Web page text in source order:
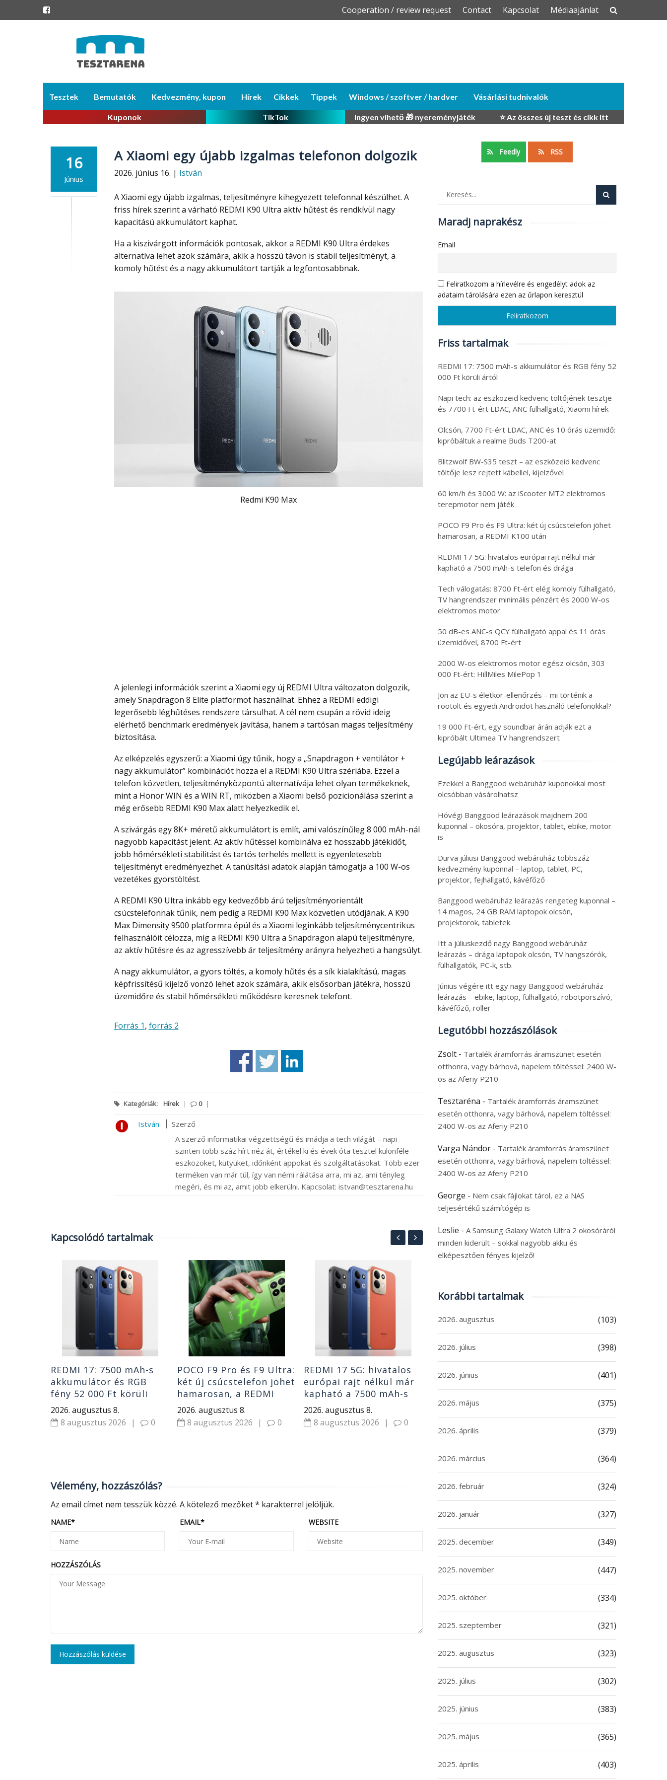
Skip
Cooperation / review request Contact Kapcsolat Médiaajánlat
content
Tesztek Bemutatók Kedvezmény, kupon Hírek Cikkek Tippek Windows / szoftver / hardver Vásárlási tudnivalók
Kuponok TikTok Ingyen vihető 🎁 nyereményjáték ⭐ Az összes új teszt és cikk itt
16
Június
A Xiaomi egy újabb izgalmas telefonon dolgozik
2026. június 16. | István
A Xiaomi egy újabb izgalmas, teljesítményre kihegyezett telefonnal készülhet. A
friss hírek szerint a várható REDMI K90 Ultra aktív hűtést és rendkívül nagy
kapacitású akkumulátort kaphat.
Ha a kiszivárgott információk pontosak, akkor a REDMI K90 Ultra érdekes
alternatíva lehet azok számára, akik a hosszú távon is stabil teljesítményt, a
komoly hűtést és a nagy akkumulátort tartják a legfontosabbnak.
Redmi K90 Max
A jelenlegi információk szerint a Xiaomi egy új REDMI Ultra változaton dolgozik,
amely Snapdragon 8 Elite platformot használhat. Ehhez a REDMI eddigi
legerősebb léghűtéses rendszere társulhat. A cél nem csupán a rövid ideig
elérhető benchmark eredmények javítása, hanem a tartósan magas teljesítmény
biztosítása.
Az elképzelés egyszerű: a Xiaomi úgy tűnik, hogy a „Snapdragon + ventilátor +
nagy akkumulátor” kombinációt hozza el a REDMI K90 Ultra szériába. Ezzel a
telefon közvetlen, teljesítményközpontú alternatívája lehet olyan termékeknek,
mint a Honor WIN és a WIN RT, miközben a Xiaomi belső pozicionálása szerint a
még erősebb REDMI K90 Max alatt helyezkedik el.
A szivárgás egy 8K+ méretű akkumulátort is említ, ami valószínűleg 8 000 mAh-nál
nagyobb kapacitást jelent. Az aktív hűtéssel kombinálva ez hosszabb játékidőt,
jobb hőmérsékleti stabilitást és tartós terhelés mellett is egyenletesebb
teljesítményt eredményezhet. A tanúsítási adatok alapján támogatja a 100 W-os
vezetékes gyorstöltést.
A REDMI K90 Ultra inkább egy kedvezőbb árú teljesítményorientált
csúcstelefonnak tűnik, nem pedig a REDMI K90 Max közvetlen utódjának. A K90
Max Dimensity 9500 platformra épül és a Xiaomi leginkább teljesítménycentrikus
felhasználóit célozza, míg a REDMI K90 Ultra a Snapdragon alapú teljesítményre,
az aktív hűtésre és az agresszívebb ár teljesítmény arányra helyezheti a hangsúlyt.
A nagy akkumulátor, a gyors töltés, a komoly hűtés és a sík kialakítású, magas
képfrissítésű kijelző vonzó lehet azok számára, akik elsősorban játékra, hosszú
üzemidőre és stabil hőmérsékleti működésre keresnek telefont.
Forrás 1, forrás 2
Kategóriák: Hírek | 0 |
István
Szerző
A szerző informatikai végzettségű és imádja a tech világát – napi
szinten több száz hírt néz át, értékel ki és évek óta tesztel különféle
eszközöket, kütyüket, időnként appokat és szolgáltatásokat. Több ezer
terméken van már túl, így van némi rálátása arra, mi az, ami tényleg
megéri, és mi az, amit jobb elkerülni. Kapcsolat: istvan@tesztarena.hu
Kapcsolódó tartalmak
REDMI 17: 7500 mAh-s
akkumulátor és RGB
fény 52 000 Ft körüli
ártól
2026. augusztus 8.
8 augusztus 2026
| 0
POCO F9 Pro és F9 Ultra:
két új csúcstelefon jöhet
hamarosan, a REDMI
K100 után
2026. augusztus 8.
8 augusztus 2026
| 0
REDMI 17 5G: hivatalos
európai rajt nélkül már
kapható a 7500 mAh-s
telefon és drága
2026. augusztus 8.
8 augusztus 2026
| 0
ös zoom és 9070 mAh-s
7 augusztus 2026
7 augusztus 2026
Vélemény, hozzászólás?
Az email címet nem tesszük közzé. A kötelező mezőket* karakterrel jelöljük.
NAME* EMAIL* WEBSITE
HOZZÁSZÓLÁS
Feedly RSS
Maradj naprakész
Email
Feliratkozom a hírlevélre és engedélyt adok az
adataim tárolására ezen az űrlapon keresztül
Friss tartalmak
REDMI 17: 7500 mAh-s akkumulátor és RGB fény 52
000 Ft körüli ártól
Napi tech: az eszközeid kedvenc töltőjének tesztje
és 7700 Ft-ért LDAC, ANC fülhallgató, Xiaomi hírek
Olcsón, 7700 Ft-ért LDAC, ANC és 10 órás üzemidő:
kipróbáltuk a realme Buds T200-at
Blitzwolf BW-S35 teszt – az eszközeid kedvenc
töltője lesz rejtett kábellel, kijelzővel
60 km/h és 3000 W: az iScooter MT2 elektromos
terepmotor nem játék
POCO F9 Pro és F9 Ultra: két új csúcstelefon jöhet
hamarosan, a REDMI K100 után
REDMI 17 5G: hivatalos európai rajt nélkül már
kapható a 7500 mAh-s telefon és drága
Tech válogatás: 8700 Ft-ért elég komoly fülhallgató,
TV hangrendszer minimális pénzért és 2000 W-os
elektromos motor
50 dB-es ANC-s QCY fülhallgató appal és 11 órás
üzemidővel, 8700 Ft-ért
2000 W-os elektromos motor egész olcsón, 303
000 Ft-ért: HillMiles MilePop 1
Jön az EU-s életkor-ellenőrzés – mi történik a
rootolt és egyedi Androidot használó telefonokkal?
19 000 Ft-ért, egy soundbar árán adják ezt a
kipróbált Ultimea TV hangrendszert
Legújabb leárazások
Ezekkel a Banggood webáruház kuponokkal most
olcsóbban vásárolhatsz
Hóvégi Banggood leárazások majdnem 200
kuponnal – okosóra, projektor, tablet, ebike, motor
is
Durva júliusi Banggood webáruház többszáz
kedvezmény kuponnal – laptop, tablet, PC,
projektor, fejhallgató, kávéfőző
Banggood webáruház leárazás rengeteg kuponnal –
14 magos, 24 GB RAM laptopok olcsón,
projektorok, tabletek
Itt a júliuskezdő nagy Banggood webáruház
leárazás – drága laptopok olcsón, TV hangszórók,
fülhallgatók, PC-k, stb.
Június végére itt egy nagy Banggood webáruház
leárazás – ebike, laptop, fülhallgató, robotporszívó,
kávéfőző, roller
Legutóbbi hozzászólások
Zsolt - Tartalék áramforrás áramszünet esetén
otthonra, vagy bárhová, napelem töltéssel: 2400 W-
os az Aferiy P210
Tesztaréna - Tartalék áramforrás áramszünet
esetén otthonra, vagy bárhová, napelem töltéssel:
2400 W-os az Aferiy P210
Varga Nándor - Tartalék áramforrás áramszünet
esetén otthonra, vagy bárhová, napelem töltéssel:
2400 W-os az Aferiy P210
George - Nem csak fájlokat tárol, ez a NAS
teljesértékű számítógép is
Leslie - A Samsung Galaxy Watch Ultra 2 okosóráról
minden kiderült – sokkal nagyobb akku és
elképesztően fényes kijelző!
Korábbi tartalmak
2026. augusztus (103)
2026. július (398)
2026. június (401)
2026. május (375)
2026. április (379)
2026. március (364)
2026. február (324)
2026. január (327)
2025. december (349)
2025. november (447)
2025. október (334)
2025. szeptember (321)
2025. augusztus (323)
2025. július (302)
2025. június (383)
2025. május (365)
2025. április (403)